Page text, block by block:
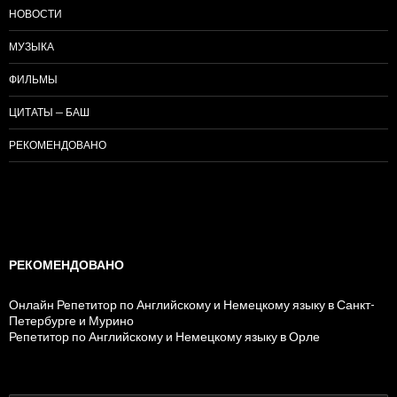
НОВОСТИ
МУЗЫКА
ФИЛЬМЫ
ЦИТАТЫ — БАШ
РЕКОМЕНДОВАНО
РЕКОМЕНДОВАНО
Онлайн Репетитор по Английскому и Немецкому языку в Санкт-
Петербурге и Мурино
Репетитор по Английскому и Немецкому языку в Орле